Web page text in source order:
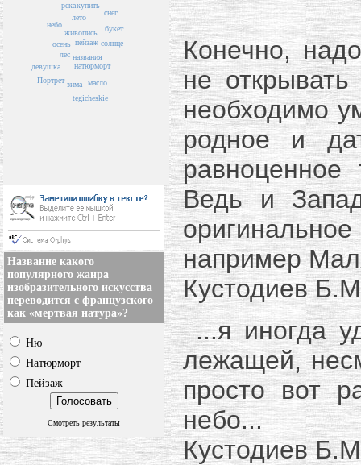
пейзаж
названия
живопись
лето
натюрморт
купить
солнце
лес
зима
осень
букет
масло
река
снег
tegicheskie
небо
Портрет
девушка
Название какого
популярного жанра
изобразительного искусства
переводится с французского
как «мертвая натура»?
Ню
Натюрморт
Пейзаж
Смотреть результаты
Конечно,
не
необходимо
родное и
Ведь и
например
Кустодиев
...я иногда
лежащей,
просто вот
небо...
Кустодиев